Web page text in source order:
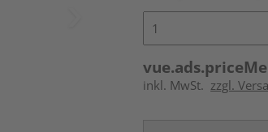
inkl. MwSt. zzgl.